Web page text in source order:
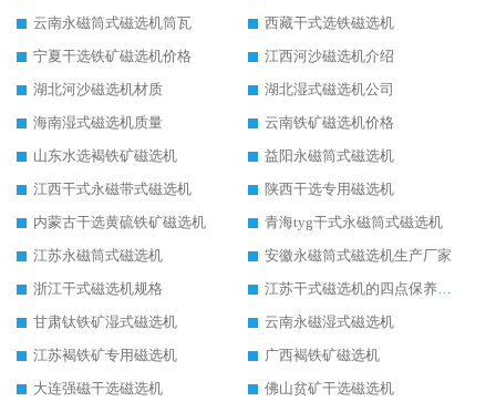
云南永磁筒式磁选机筒瓦
西藏干式选铁磁选机
宁夏干选铁矿磁选机价格
江西河沙磁选机介绍
湖北河沙磁选机材质
湖北湿式磁选机公司
海南湿式磁选机质量
云南铁矿磁选机价格
山东水选褐铁矿磁选机
益阳永磁筒式磁选机
江西干式永磁带式磁选机
陕西干选专用磁选机
内蒙古干选黄硫铁矿磁选机
青海tyg干式永磁筒式磁选机
江苏永磁筒式磁选机
安徽永磁筒式磁选机生产厂家
浙江干式磁选机规格
江苏干式磁选机的四点保养秘籍
甘肃钛铁矿湿式磁选机
云南永磁湿式磁选机
江苏褐铁矿专用磁选机
广西褐铁矿磁选机
大连强磁干选磁选机
佛山贫矿干选磁选机